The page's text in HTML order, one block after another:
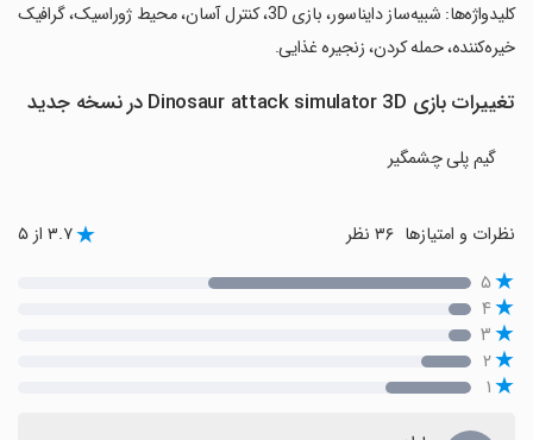
‏کلیدواژه‌ها: شبیه‌ساز دایناسور، بازی 3D، کنترل آسان، محیط ژوراسیک، گرافیک
خیره‌کننده، حمله کردن، زنجیره غذایی.
تغییرات بازی Dinosaur attack simulator 3D در نسخه جدید
گیم پلی چشمگیر
نظرات و امتیازها ۳.۷ از ۵
۵
۴
۳
۲
۱